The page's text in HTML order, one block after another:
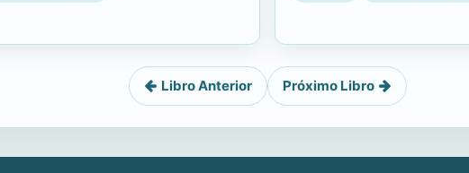
Libro Anterior Próximo Libro